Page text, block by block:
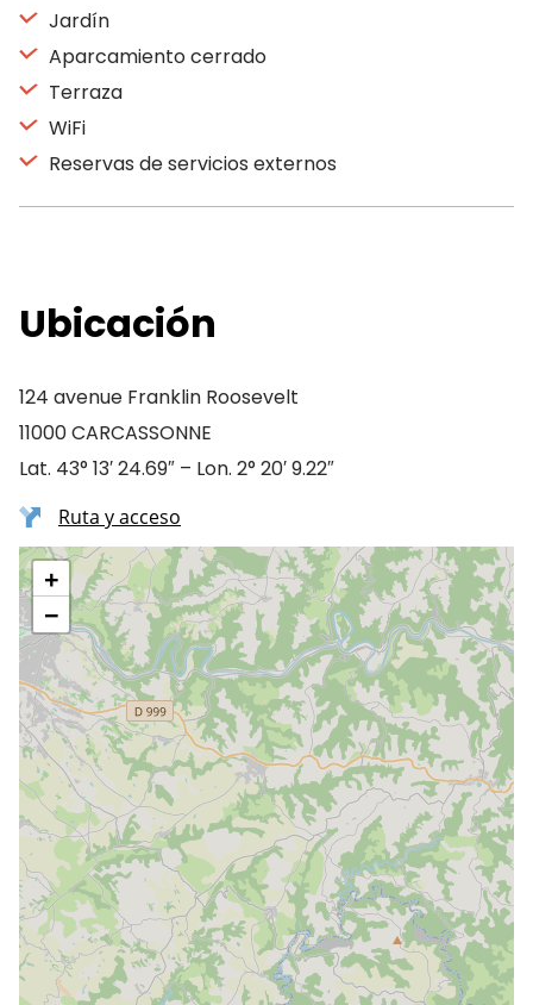
Jardín
Aparcamiento cerrado
Terraza
WiFi
Reservas de servicios externos
Ubicación
124 avenue Franklin Roosevelt
11000 CARCASSONNE
Lat. 43° 13′ 24.69″ – Lon. 2° 20′ 9.22″
Ruta y acceso
+
−